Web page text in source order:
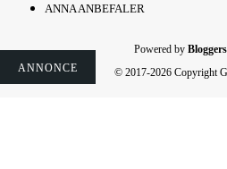
ANNONCE
ANNONCE
ANNONCE
ANNONCE
ANNONCE
ANNONCE
ANNONCE
ANNA ANBEFALER
Powered by
© 2017-2026 Copyright